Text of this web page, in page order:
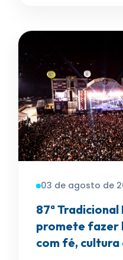
03 de agosto de
87ª
promete fazer
com fé, cultura